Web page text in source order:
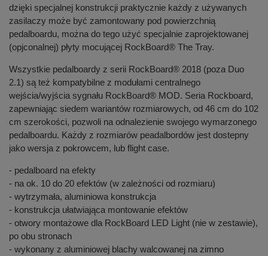
dzięki specjalnej konstrukcji praktycznie każdy z używanych
zasilaczy może być zamontowany pod powierzchnią
pedalboardu, można do tego użyć specjalnie zaprojektowanej
(opjconalnej) płyty mocującej RockBoard® The Tray.
Wszystkie pedalboardy z serii RockBoard® 2018 (poza Duo
2.1) są też kompatybilne z modułami centralnego
wejścia/wyjścia sygnału RockBoard® MOD. Seria Rockboard,
zapewniając siedem wariantów rozmiarowych, od 46 cm do 102
cm szerokości, pozwoli na odnalezienie swojego wymarzonego
pedalboardu. Każdy z rozmiarów peadalbordów jest dostepny
jako wersja z pokrowcem, lub flight case.
- pedalboard na efekty
- na ok. 10 do 20 efektów (w zależności od rozmiaru)
- wytrzymała, aluminiowa konstrukcja
- konstrukcja ułatwiająca montowanie efektów
- otwory montażowe dla RockBoard LED Light (nie w zestawie),
po obu stronach
- wykonany z aluminiowej blachy walcowanej na zimno